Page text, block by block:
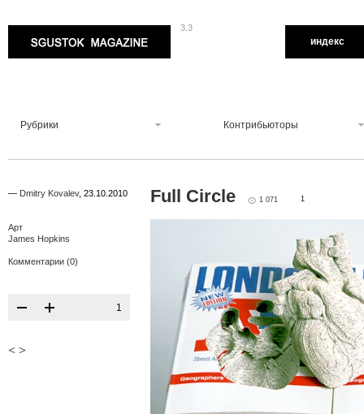
3.3
индекс
Рубрики Контрибьюторы
— Dmitry Kovalev, 23.10.2010
Арт
James Hopkins
Комментарии (0)
1
< >
Full Circle 1 071 1